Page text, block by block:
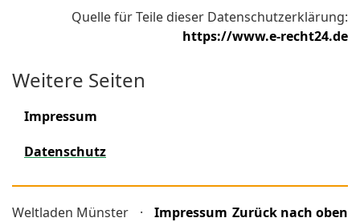
Quelle für Teile dieser Datenschutzerklärung:
https://www.e-recht24.de
Weitere Seiten
Impressum
Datenschutz
Zurück nach oben
Weltladen Münster · Impressum